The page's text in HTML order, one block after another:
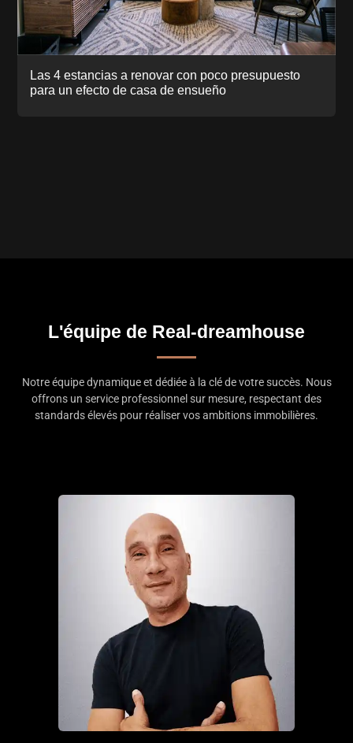
Las 4 estancias a renovar con poco presupuesto
para un efecto de casa de ensueño
L'équipe de Real-dreamhouse
Notre équipe dynamique et dédiée à la clé de votre succès. Nous
offrons un service professionnel sur mesure, respectant des
standards élevés pour réaliser vos ambitions immobilières.